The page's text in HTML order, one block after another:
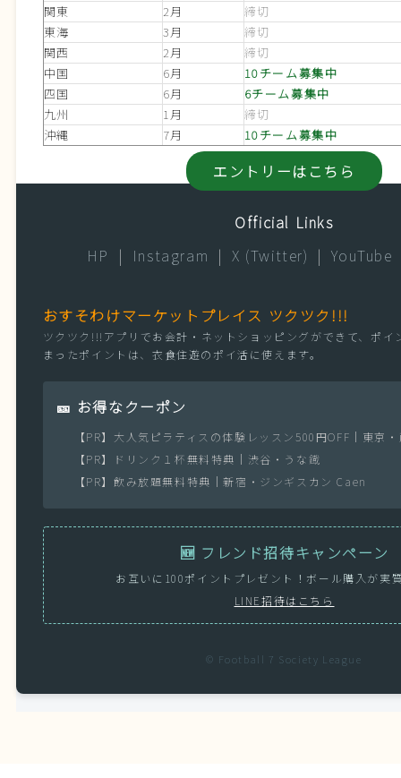
関東
2月
締切
東海
3月
締切
関西
2月
締切
中国
6月
10チーム募集中
四国
6月
6チーム募集中
九州
1月
締切
沖縄
7月 10チーム募集中
エントリーはこちら
Official Links
HP
| Instagram | X (Twitter) | YouTube
おすそわけマーケットプレイス ツクツク!!!
ツクツク!!!アプリでお会計・ネットショッピングができて、ポイ
まったポイントは、衣食住遊のポイ活に使えます。
🎫 お得なクーポン
【PR】大人気ピラティスの体験レッスン500円OFF｜東京
【PR】ドリンク１杯無料特典｜渋谷・うな鐡
【PR】飲み放題無料特典｜新宿・ジンギスカン Caen
🆕 フレンド招待キャンペーン
お互いに100ポイントプレゼント！ボール購入が実
LINE招待はこちら
© Football 7 Society League